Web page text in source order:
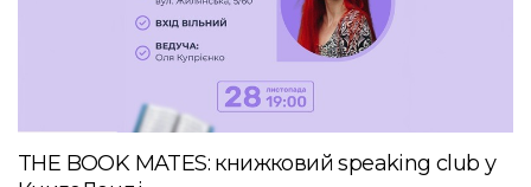
THE BOOK MATES: книжковий speaking club у